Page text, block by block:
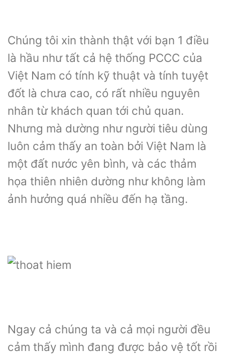
Chúng tôi xin thành thật với bạn 1 điều
là hầu như tất cả hệ thống PCCC của
Việt Nam có tính kỹ thuật và tính tuyệt
đốt là chưa cao, có rất nhiều nguyên
nhân từ khách quan tới chủ quan.
Nhưng mà dường như người tiêu dùng
luôn cảm thấy an toàn bởi Việt Nam là
một đất nước yên bình, và các thảm
họa thiên nhiên dường như không làm
ảnh hưởng quá nhiều đến hạ tầng.
Ngay cả chúng ta và cả mọi người đều
cảm thấy mình đang được bảo vệ tốt rồi